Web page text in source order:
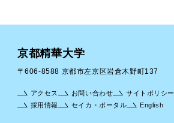
京都精華大学
〒606-8588 京都市左京区岩倉木野町137
アクセス お問い合わせ サイトポリシー
採用情報
セイカ・ポータル English